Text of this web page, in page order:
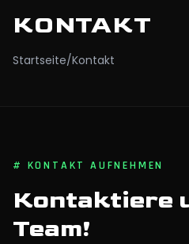
KONTAKT
Startseite/Kontakt
# KONTAKT AUFNEHMEN
Kontaktiere
Team!